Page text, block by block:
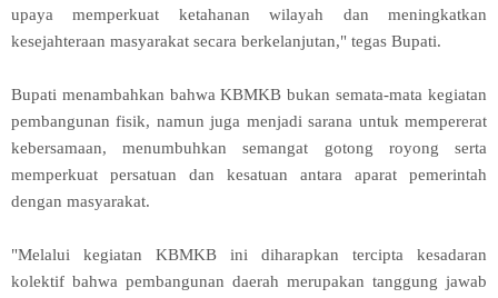
upaya memperkuat ketahanan wilayah dan meningkatkan
kesejahteraan masyarakat secara berkelanjutan," tegas Bupati.
Bupati menambahkan bahwa KBMKB bukan semata-mata kegiatan
pembangunan fisik, namun juga menjadi sarana untuk mempererat
kebersamaan, menumbuhkan semangat gotong royong serta
memperkuat persatuan dan kesatuan antara aparat pemerintah
dengan masyarakat.
"Melalui kegiatan KBMKB ini diharapkan tercipta kesadaran
kolektif bahwa pembangunan daerah merupakan tanggung jawab